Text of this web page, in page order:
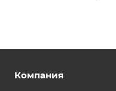
Компания